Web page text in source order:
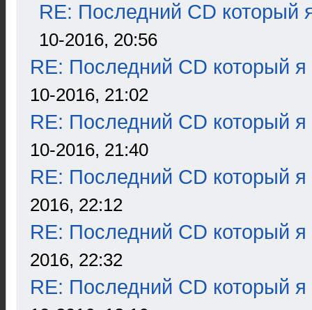
RE: Последний CD который
10-2016, 20:56
RE: Последний CD который я
10-2016, 21:02
RE: Последний CD который я
10-2016, 21:40
RE: Последний CD который я
2016, 22:12
RE: Последний CD который я
2016, 22:32
RE: Последний CD который я